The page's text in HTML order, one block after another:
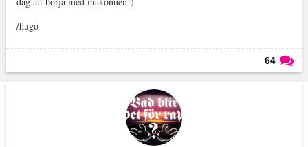
/hugo
64